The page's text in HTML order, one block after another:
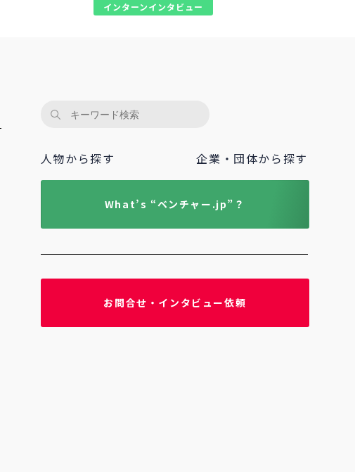
インターンインタビュー
人物から探す 企業・団体から探す
What’s “ベンチャー.jp”？
お問合せ・インタビュー依頼